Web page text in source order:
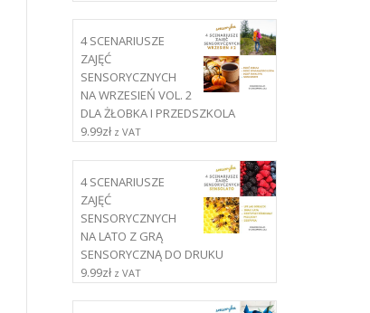
4 SCENARIUSZE
ZAJĘĆ
SENSORYCZNYCH
NA WRZESIEŃ VOL. 2
DLA ŻŁOBKA I PRZEDSZKOLA
9.99zł z VAT
4 SCENARIUSZE
ZAJĘĆ
SENSORYCZNYCH
NA LATO Z GRĄ
SENSORYCZNĄ DO DRUKU
9.99zł z VAT